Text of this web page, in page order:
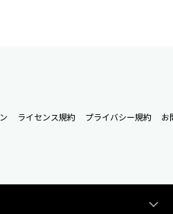
ライセンス規約 プライバシー規約 お